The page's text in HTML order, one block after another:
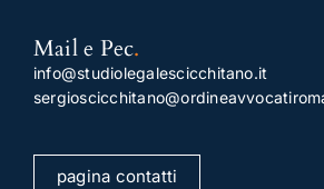
Mail e Pec.
info@studiolegalescicchitano.it
pagina contatti